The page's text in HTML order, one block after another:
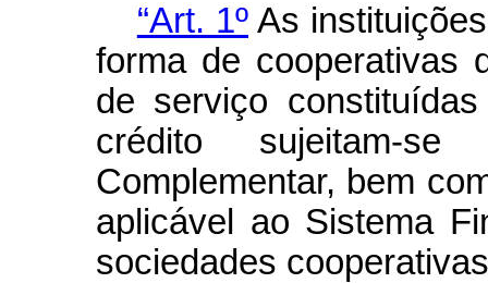
“Art. 1ºAs
forma de cooperativas
de serviço
crédito sujeitam-
Complementar, bem
aplicável ao Sistema
sociedades